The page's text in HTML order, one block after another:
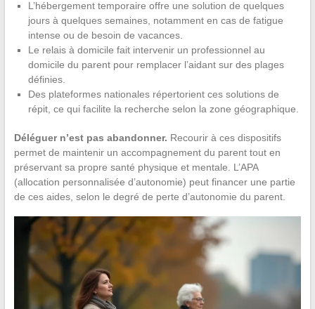
L’hébergement temporaire offre une solution de quelques
jours à quelques semaines, notamment en cas de fatigue
intense ou de besoin de vacances.
Le relais à domicile fait intervenir un professionnel au
domicile du parent pour remplacer l’aidant sur des plages
définies.
Des plateformes nationales répertorient ces solutions de
répit, ce qui facilite la recherche selon la zone géographique.
Déléguer n’est pas abandonner. Recourir à ces dispositifs
permet de maintenir un accompagnement du parent tout en
préservant sa propre santé physique et mentale. L’APA
(allocation personnalisée d’autonomie) peut financer une partie
de ces aides, selon le degré de perte d’autonomie du parent.